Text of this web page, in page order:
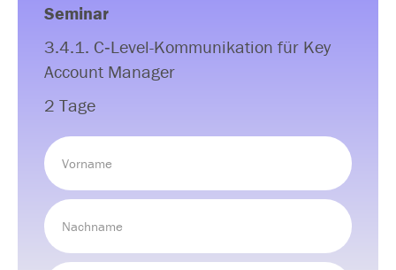
Seminar
3.4.1. C‑Level-Kommunikation für Key
Account Manager
2 Tage